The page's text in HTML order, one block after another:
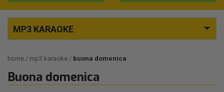
MP3 KARAOKE
home mp3 karaoke buona domenica
Buona domenica